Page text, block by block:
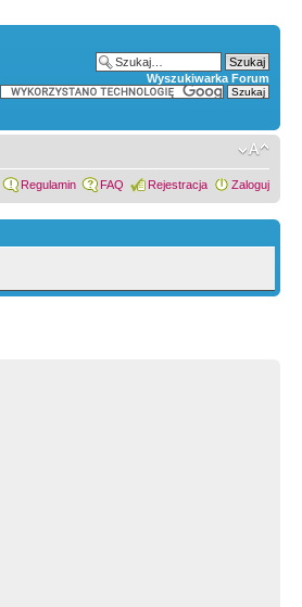
Wyszukiwarka Forum
Regulamin FAQ Rejestracja Zaloguj